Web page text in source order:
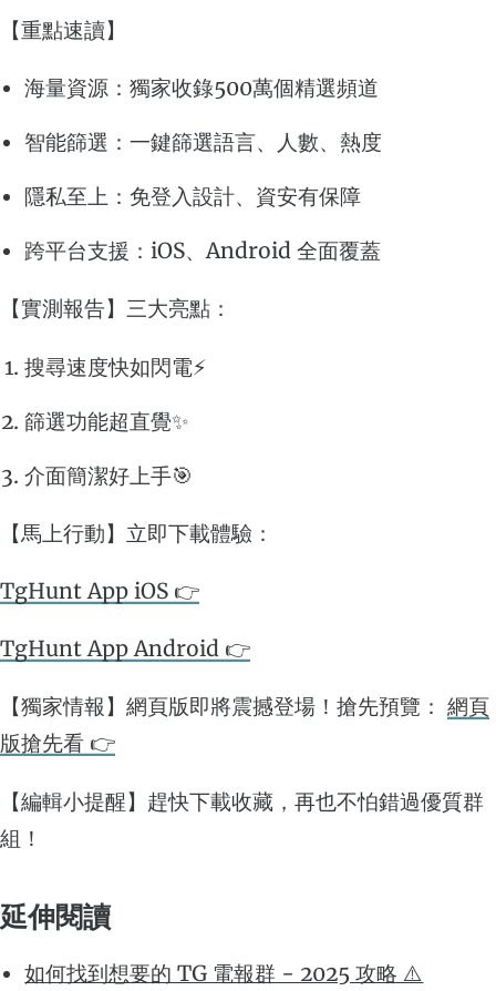
【重點速讀】
海量資源：獨家收錄500萬個精選頻道
智能篩選：一鍵篩選語言、人數、熱度
隱私至上：免登入設計、資安有保障
跨平台支援：iOS、Android 全面覆蓋
【實測報告】三大亮點：
搜尋速度快如閃電⚡️
篩選功能超直覺✨
介面簡潔好上手🎯
【馬上行動】立即下載體驗：
TgHunt App iOS 👉
TgHunt App Android 👉
【獨家情報】網頁版即將震撼登場！搶先預覽： 網頁
版搶先看 👉
【編輯小提醒】趕快下載收藏，再也不怕錯過優質群
組！
延伸閱讀
如何找到想要的 TG 電報群 - 2025 攻略 ⚠️